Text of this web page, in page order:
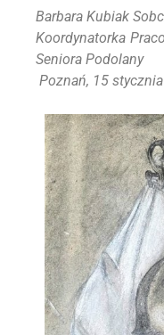
Barbara Kubiak
Koordynatorka
Seniora Podolany
Poznań, 15